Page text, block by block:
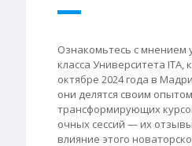
Ознакомьтесь с мнением
класса Университета ITA,
октябре 2024 года в
они делятся своим
трансформирующих
очных сессий — их
влияние этого